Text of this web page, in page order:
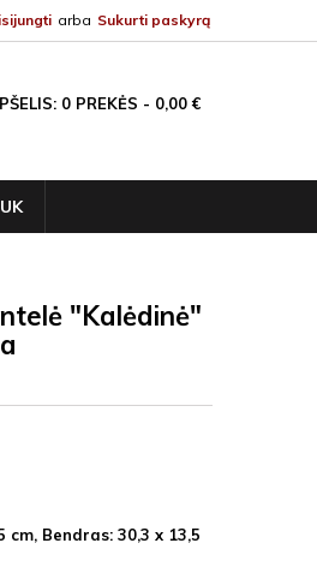
arba Sukurti paskyrą
0 PREKĖS - 0,00 €
"Kalėdinė"
Bendras: 30,3 x 13,5